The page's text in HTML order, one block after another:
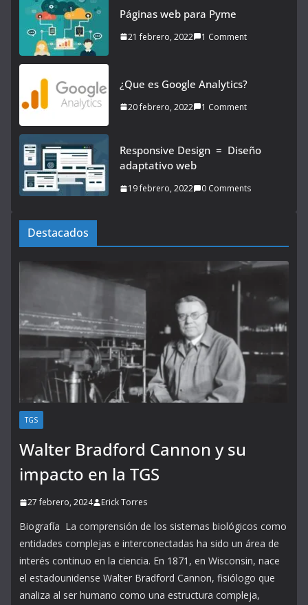
Páginas web para Pyme
21 febrero, 2022 1 Comment
¿Que es Google Analytics?
20 febrero, 2022 1 Comment
Responsive Design = Diseño
adaptativo web
19 febrero, 2022 0 Comments
Destacados
TGS
Walter Bradford Cannon y su
impacto en la TGS
27 febrero, 2024 Erick Torres
Biografía La comprensión de los sistemas biológicos como
entidades complejas e interconectadas ha sido un área de
interés continuo en la ciencia. En 1871, en Wisconsin, nace
el estadounidense Walter Bradford Cannon, fisiólogo que
analiza al ser humano como una estructura compleja,